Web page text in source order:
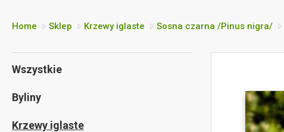
Home Sklep Krzewy iglaste Sosna czarna /Pinus nigra/
Wszystkie
Byliny
Krzewy iglaste